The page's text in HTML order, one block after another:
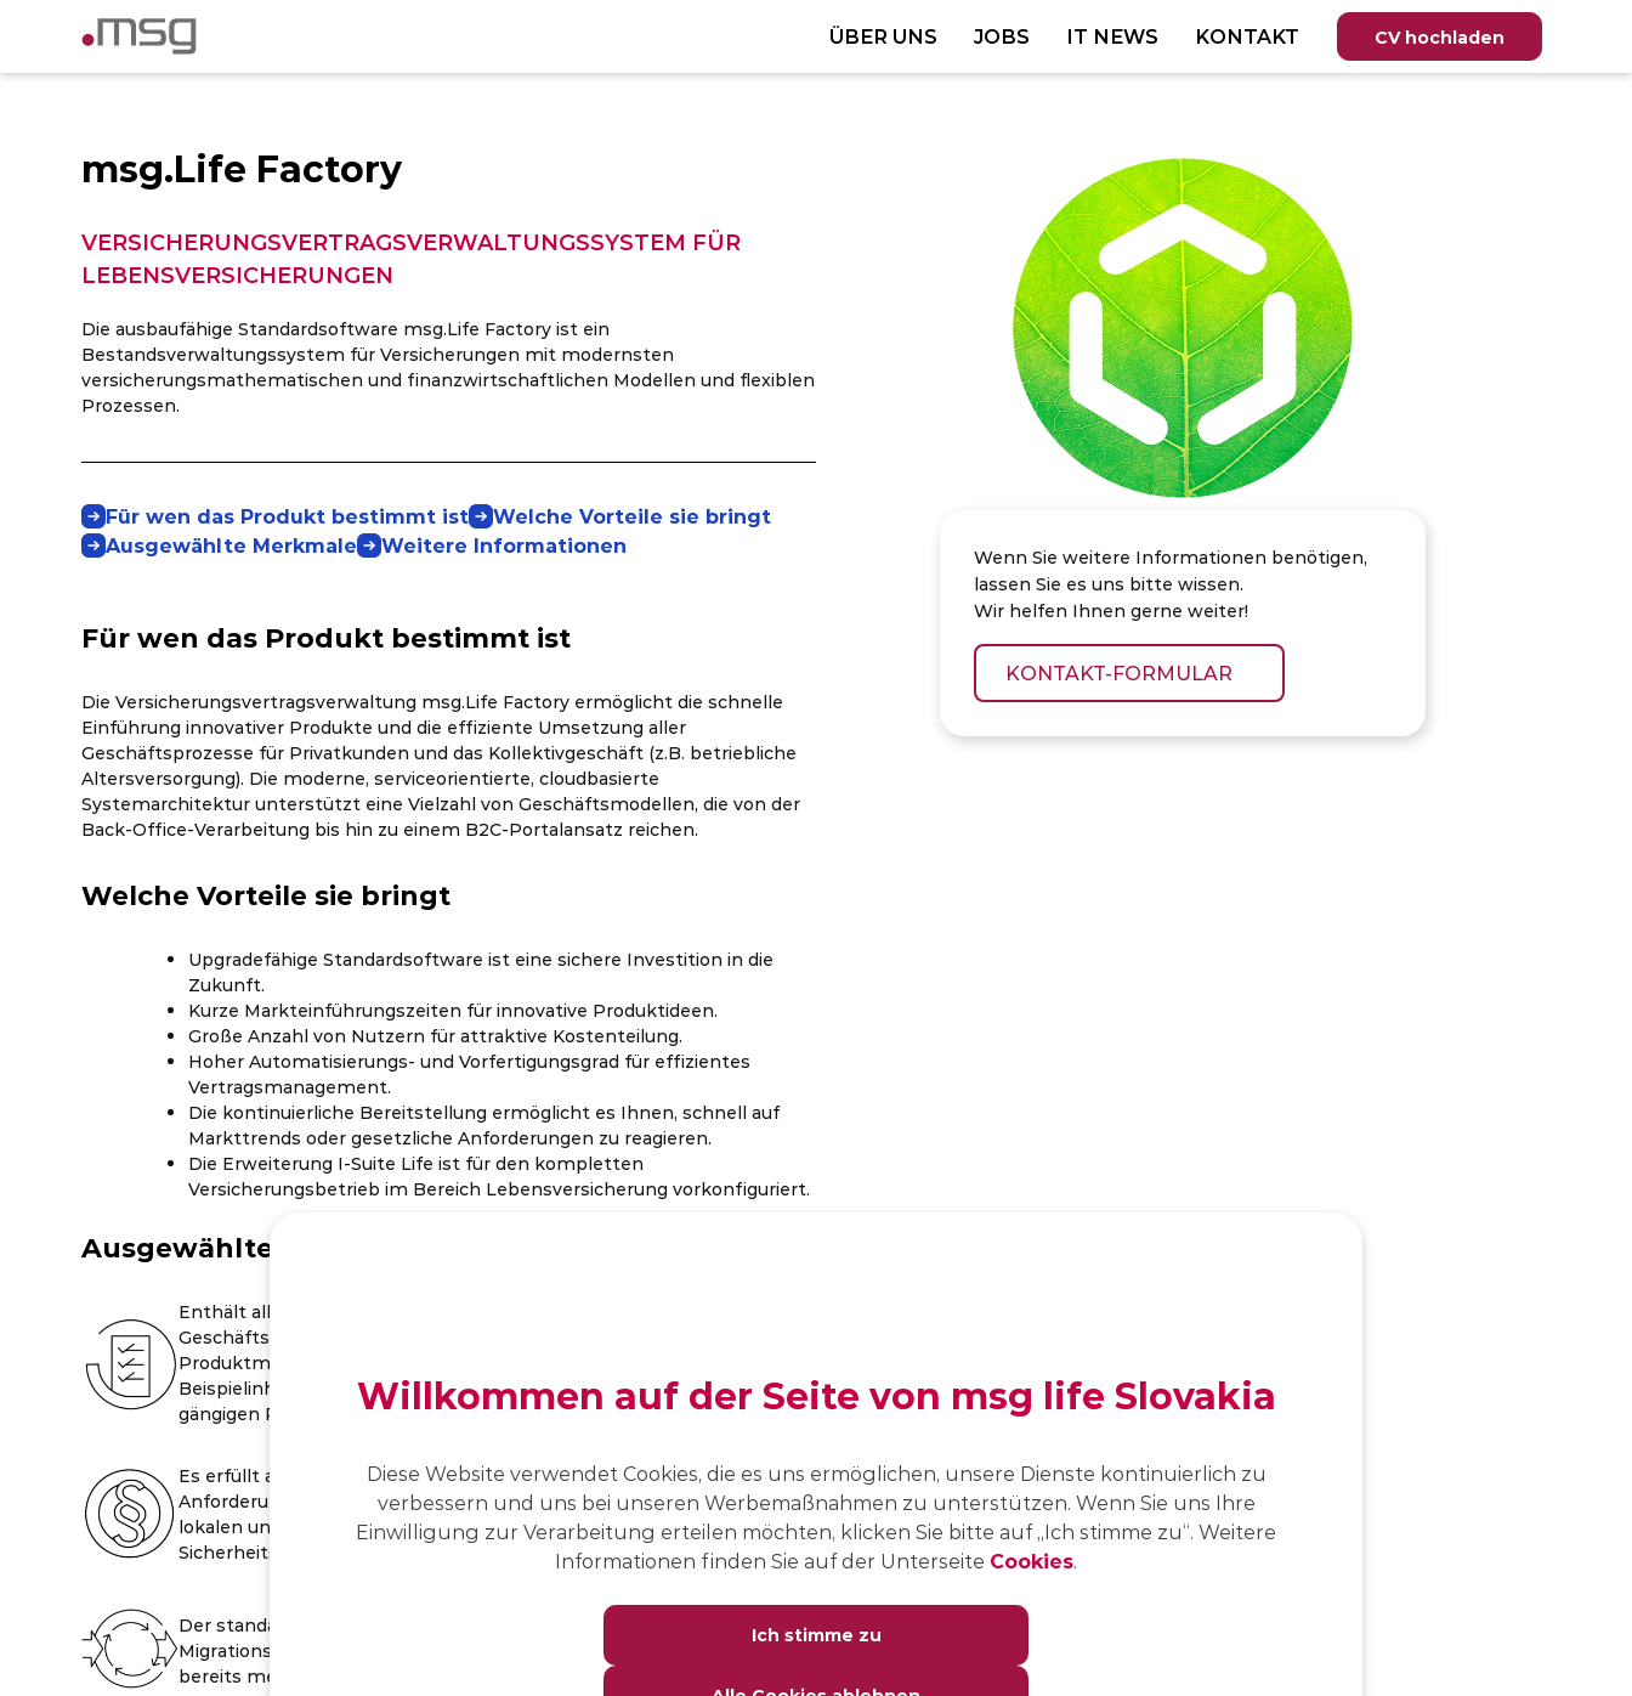
ÜBER UNS JOBS IT NEWS KONTAKT CV hochladen
msg.Life Factory
VERSICHERUNGSVERTRAGSVERWALTUNGSSYSTEM FÜR
LEBENSVERSICHERUNGEN
Die ausbaufähige Standardsoftware msg.Life Factory ist ein
Bestandsverwaltungssystem für Versicherungen mit modernsten
versicherungsmathematischen und finanzwirtschaftlichen Modellen und flexiblen
Prozessen.
Für wen das Produkt bestimmt ist
Welche Vorteile sie bringt
Ausgewählte Merkmale
Weitere Informationen
Für wen das Produkt bestimmt ist
Die Versicherungsvertragsverwaltung msg.Life Factory ermöglicht die schnelle
Einführung innovativer Produkte und die effiziente Umsetzung aller
Geschäftsprozesse für Privatkunden und das Kollektivgeschäft (z.B. betriebliche
Altersversorgung). Die moderne, serviceorientierte, cloudbasierte
Systemarchitektur unterstützt eine Vielzahl von Geschäftsmodellen, die von der
Back-Office-Verarbeitung bis hin zu einem B2C-Portalansatz reichen.
Welche Vorteile sie bringt
Upgradefähige Standardsoftware ist eine sichere Investition in die
Zukunft.
Kurze Markteinführungszeiten für innovative Produktideen.
Große Anzahl von Nutzern für attraktive Kostenteilung.
Hoher Automatisierungs- und Vorfertigungsgrad für effizientes
Vertragsmanagement.
Die kontinuierliche Bereitstellung ermöglicht es Ihnen, schnell auf
Markttrends oder gesetzliche Anforderungen zu reagieren.
Die Erweiterung I-Suite Life ist für den kompletten
Versicherungsbetrieb im Bereich Lebensversicherung vorkonfiguriert.
Ausgewählte Merkmale
Enthält alle
Geschäftsprozesse, ein
Produktmodell mit
Beispielinhalten für alle
gängigen Produktfamilien.
Anpassungen.
Es erfüllt alle gesetzlichen
Anforderungen sowie die
lokalen und Cloud-
Sicherheitsanforderungen.
Ein flexibles Semi-Markov-
Modell zur Berechnung von
Barwerten, Beiträgen und
Reserven.
Der standardisierte
Migrationsprozess hat sich
bereits mehrfach bewährt.
Verfügbar als Cloud- oder
SaaS-Lösung.
Wenn Sie weitere Informationen benötigen,
lassen Sie es uns bitte wissen.
Wir helfen Ihnen gerne weiter!
KONTAKT-FORMULAR
Willkommen auf der Seite von msg life Slovakia
Diese Website verwendet Cookies, die es uns ermöglichen, unsere Dienste kontinuierlich zu
verbessern und uns bei unseren Werbemaßnahmen zu unterstützen. Wenn Sie uns Ihre
Einwilligung zur Verarbeitung erteilen möchten, klicken Sie bitte auf „Ich stimme zu“. Weitere
Informationen finden Sie auf der Unterseite Cookies.
Ich stimme zu